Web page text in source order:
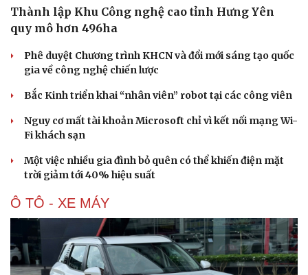
Thành lập Khu Công nghệ cao tỉnh Hưng Yên
quy mô hơn 496ha
Phê duyệt Chương trình KHCN và đổi mới sáng tạo quốc
gia về công nghệ chiến lược
Bắc Kinh triển khai “nhân viên” robot tại các công viên
Nguy cơ mất tài khoản Microsoft chỉ vì kết nối mạng Wi-
Fi khách sạn
Một việc nhiều gia đình bỏ quên có thể khiến điện mặt
trời giảm tới 40% hiệu suất
Ô TÔ - XE MÁY